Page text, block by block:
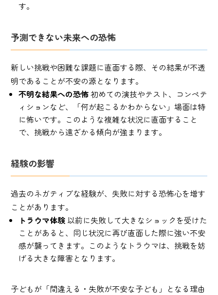
す。
予測できない未来への恐怖
新しい挑戦や困難な課題に直面する際、その結果が不透
明であることが不安の源となります。
不明な結果への恐怖初めての演技やテスト、コンペテ
ィションなど、「何が起こるかわからない」場面は特
に怖いです。このような複雑な状況に直面すること
で、挑戦から遠ざかる傾向が強まります。
経験の影響
過去のネガティブな経験が、失敗に対する恐怖心を増す
ことがあります。
トラウマ体験以前に失敗して大きなショックを受けた
ことがあると、同じ状況に再び直面した際に強い不安
感が襲ってきます。このようなトラウマは、挑戦を妨
げる大きな障害となります。
子どもが「間違える・失敗が不安な子ども」となる理由